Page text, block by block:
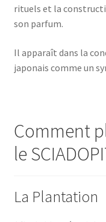
rituels et la
son parfum.
Il apparaît dans la
japonais comme un
Comment
le
La Plantation